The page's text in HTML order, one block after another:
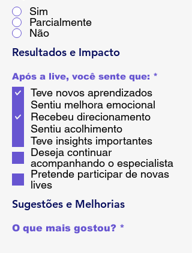
Sim
Parcialmente
Não
Resultados e Impacto
Após a live, você sente que: *
Teve novos aprendizados
Sentiu melhora emocional
Recebeu direcionamento
Sentiu acolhimento
Teve insights importantes
Deseja continuar
acompanhando o especialista
Pretende participar de novas
lives
Sugestões e Melhorias
O que mais gostou?